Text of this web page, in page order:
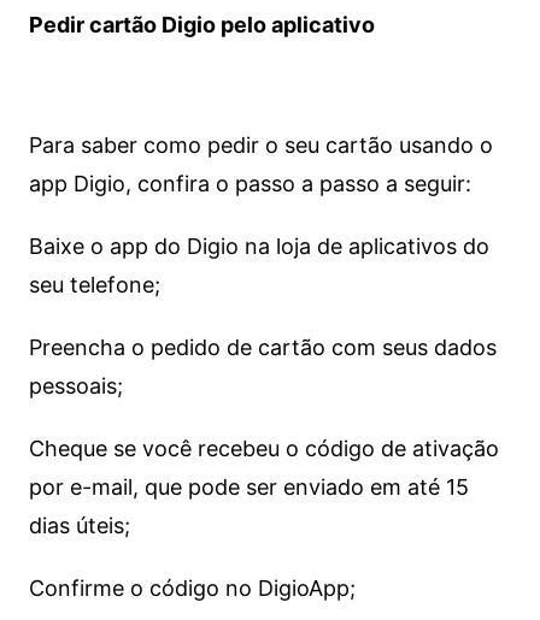
Pedir cartão Digio pelo aplicativo
Para saber como pedir o seu cartão usando o
app Digio, confira o passo a passo a seguir:
Baixe o app do Digio na loja de aplicativos do
seu telefone;
Preencha o pedido de cartão com seus dados
pessoais;
Cheque se você recebeu o código de ativação
por e-mail, que pode ser enviado em até 15
dias úteis;
Confirme o código no DigioApp;